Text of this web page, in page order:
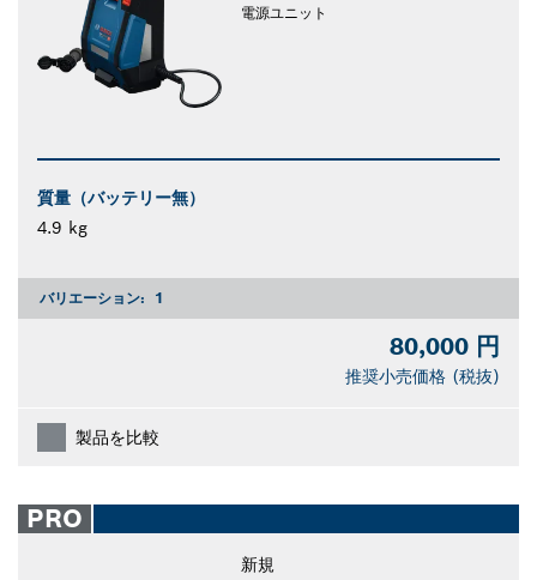
電源ユニット
質量（バッテリー無）
4.9 kg
バリエーション: 1
80,000 円
推奨小売価格 (税抜)
製品を比較
PRO
新規